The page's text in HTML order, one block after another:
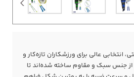
انتخابی عالی برای ورزشکاران تازه‌کار و
جنس سبک و مقاوم ساخته شده‌اند تا